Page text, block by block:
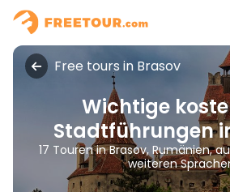
Free tours in Brasov
Wichtige
Stadtführungen
17 Touren in Brasov, Rumänien,
weiteren